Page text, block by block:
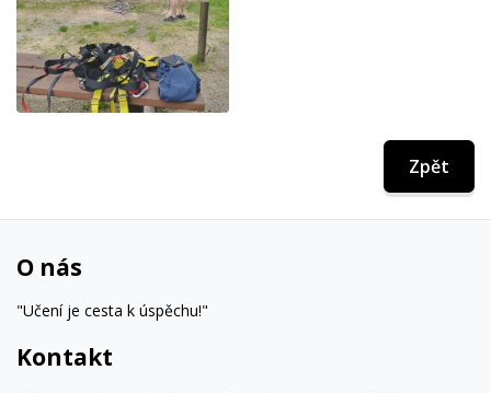
Zpět
O nás
"Učení je cesta k úspěchu!"
Kontakt